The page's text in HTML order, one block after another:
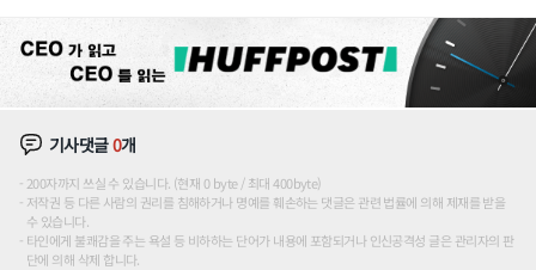
기사댓글0개
200자까지 쓰실 수 있습니다. (현재 0 byte / 최대 400byte)
저작권 등 다른 사람의 권리를 침해하거나 명예를 훼손하는 댓글은 관련 법률에 의해 제재를 받을
수 있습니다.
타인에게 불쾌감을 주는 욕설 등 비하하는 단어가 내용에 포함되거나 인신공격성 글은 관리자의 판
단에 의해 삭제 합니다.